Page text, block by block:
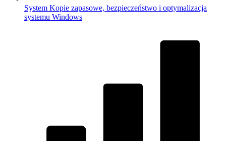
System Kopie zapasowe, bezpieczeństwo i optymalizacja
systemu Windows